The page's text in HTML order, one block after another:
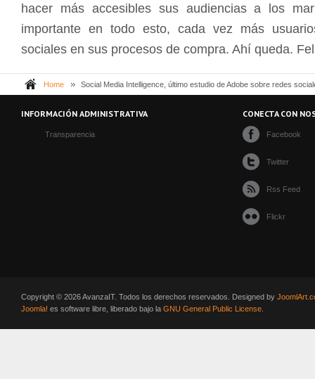
hacer más accesibles sus audiencias a los
importante en todo esto, cada vez más
sociales en sus procesos de compra. Ahí queda.
Home Social Media Intelligence, último estudio de Adobe sobre redes
INFORMACIÓN ADMINISTRATIVA
Transparencia
CONECTA CON
Facebook
Twitter
Rss Feed
Flickr
Copyright © 2026 AvanzaIT. Todos los derechos reservados. Designed by
Joomla! es software libre, liberado bajo la GNU General Public License.